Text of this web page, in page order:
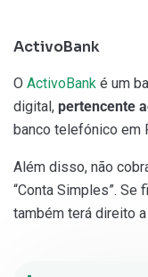
ActivoBank
O ActivoBank é um
digital, pertencente
banco telefónico em
Além disso, não
“Conta Simples”.
também terá direito